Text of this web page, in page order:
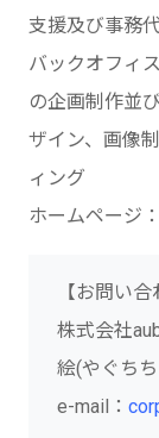
支援及び事務
バックオフィ
の企画制作並
ザイン、画像
ィング
ホームページ：
【お問い合
株式会社
絵(やぐち
e-mail：